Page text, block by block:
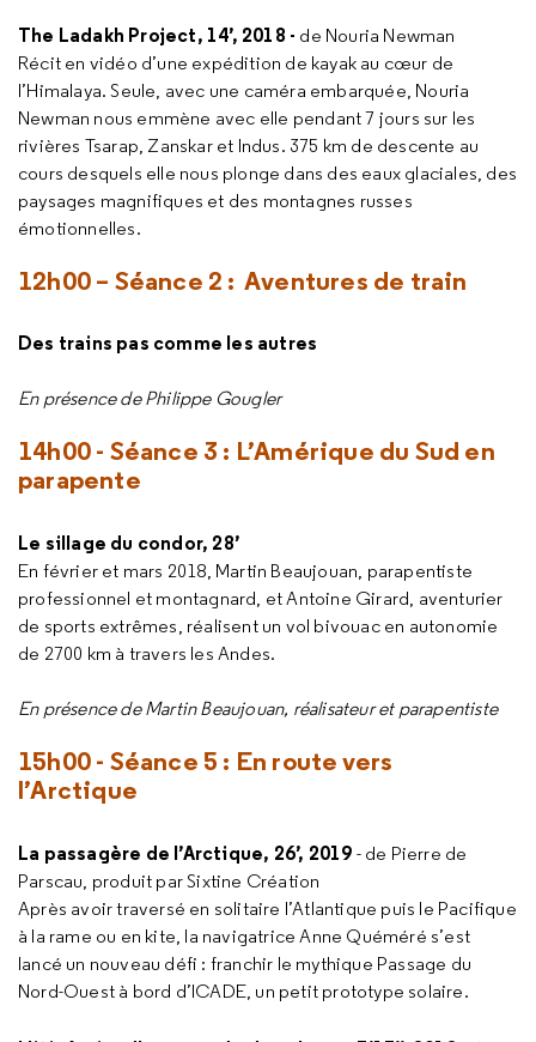
The Ladakh Project, 14’, 2018 - de Nouria Newman
Récit en vidéo d’une expédition de kayak au cœur de
l’Himalaya. Seule, avec une caméra embarquée, Nouria
Newman nous emmène avec elle pendant 7 jours sur les
rivières Tsarap, Zanskar et Indus. 375 km de descente au
cours desquels elle nous plonge dans des eaux glaciales, des
paysages magnifiques et des montagnes russes
émotionnelles.
12h00 – Séance 2 : Aventures de train
Des trains pas comme les autres
En présence de Philippe Gougler
14h00 - Séance 3 : L’Amérique du Sud en
parapente
Le sillage du condor, 28’
En février et mars 2018, Martin Beaujouan, parapentiste
professionnel et montagnard, et Antoine Girard, aventurier
de sports extrêmes, réalisent un vol bivouac en autonomie
de 2700 km à travers les Andes.
En présence de Martin Beaujouan, réalisateur et parapentiste
15h00 - Séance 5 : En route vers
l’Arctique
La passagère de l’Arctique, 26’, 2019 - de Pierre de
Parscau, produit par Sixtine Création
Après avoir traversé en solitaire l’Atlantique puis le Pacifique
à la rame ou en kite, la navigatrice Anne Quéméré s’est
lancé un nouveau défi : franchir le mythique Passage du
Nord-Ouest à bord d’ICADE, un petit prototype solaire.